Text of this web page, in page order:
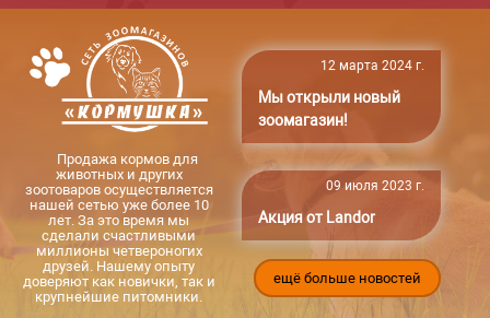
Продажа кормов для
животных и других
зоотоваров осуществляется
нашей сетью уже более 10
лет. За это время мы
сделали счастливыми
миллионы четвероногих
друзей. Нашему опыту
доверяют как новички, так и
крупнейшие питомники.
12 марта 2024 г.
Мы открыли новый
зоомагазин!
09 июля 2023 г.
Акция от Landor
ещё больше новостей